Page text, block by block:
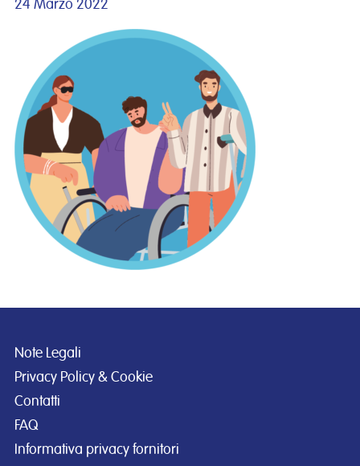
24 Marzo 2022
Note Legali
Privacy Policy & Cookie
Contatti
FAQ
Informativa privacy fornitori